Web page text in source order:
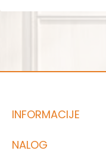
INFORMACIJE
NALOG